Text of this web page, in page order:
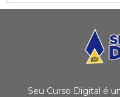
Seu Curso Digital é